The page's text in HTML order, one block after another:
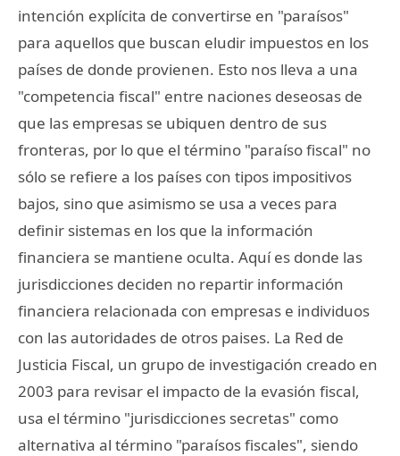
intención explícita de convertirse en "paraísos"
para aquellos que buscan eludir impuestos en los
países de donde provienen. Esto nos lleva a una
"competencia fiscal" entre naciones deseosas de
que las empresas se ubiquen dentro de sus
fronteras, por lo que el término "paraíso fiscal" no
sólo se refiere a los países con tipos impositivos
bajos, sino que asimismo se usa a veces para
definir sistemas en los que la información
financiera se mantiene oculta. Aquí es donde las
jurisdicciones deciden no repartir información
financiera relacionada con empresas e individuos
con las autoridades de otros paises. La Red de
Justicia Fiscal, un grupo de investigación creado en
2003 para revisar el impacto de la evasión fiscal,
usa el término "jurisdicciones secretas" como
alternativa al término "paraísos fiscales", siendo